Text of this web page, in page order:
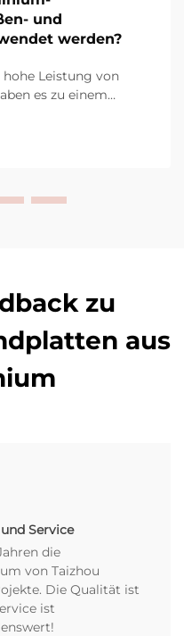
und
werden?
Leistung von
es zu einem
jahrelanger
hochwertigen
zu
aus
Service
die
von Taizhou
Die Qualität ist
ist